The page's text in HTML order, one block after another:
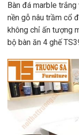
Bàn đá marble
nền gỗ nâu trầm cổ
không chỉ ấn tượng
bộ bàn ăn 4 ghế